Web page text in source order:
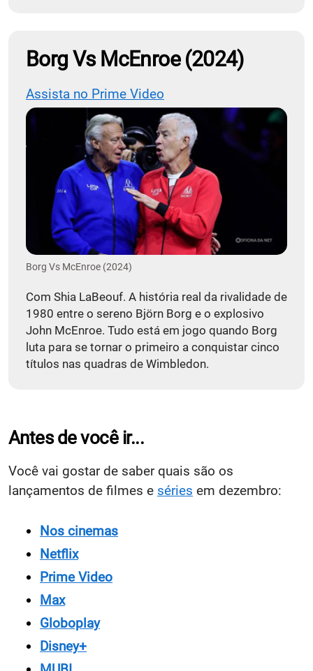
Borg Vs McEnroe (2024)
Assista no Prime Video
Borg Vs McEnroe (2024)
Com Shia LaBeouf. A história real da rivalidade de
1980 entre o sereno Björn Borg e o explosivo
John McEnroe. Tudo está em jogo quando Borg
luta para se tornar o primeiro a conquistar cinco
títulos nas quadras de Wimbledon.
Antes de você ir...
Você vai gostar de saber quais são os
lançamentos de filmes e séries em dezembro:
Nos cinemas
Netflix
Prime Video
Max
Globoplay
Disney+